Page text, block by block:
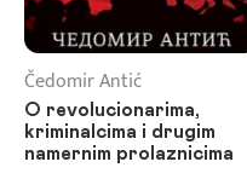
Čedomir Antić
O revolucionarima,
kriminalcima i drugim
namernim prolaznicima